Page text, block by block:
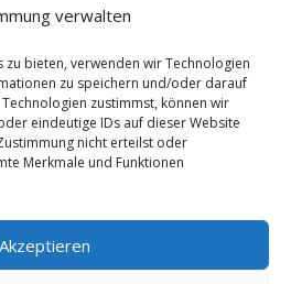
verwalten
bieten, verwenden wir Technologien
zu speichern und/oder darauf
zustimmst, können wir
eindeutige IDs auf dieser Website
nicht erteilst oder
Merkmale und Funktionen
Akzeptieren
Kreis – Auflistung
– verschiedene
– diverse
– recherchieren für